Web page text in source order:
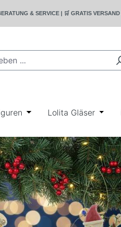
& SERVICE | 🛒 GRATIS
Kategorie Geschenkideen
Dropdown der Kategorie
Öffne oder Schließe
Lolita Gläser